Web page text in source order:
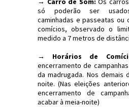
só poderão ser
caminhadas e passeatas ou
comícios, observado o
medido a 7 metros de
→ Horários de
encerramento de
da madrugada. Nos demais
noite. (Nas eleições
encerramento de
acabar à meia-noite)